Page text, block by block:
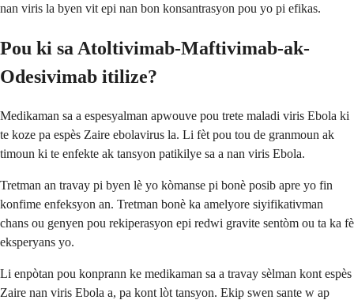
nan viris la byen vit epi nan bon konsantrasyon pou yo pi efikas.
Pou ki sa Atoltivimab-Maftivimab-ak-
Odesivimab itilize?
Medikaman sa a espesyalman apwouve pou trete maladi viris Ebola ki
te koze pa espès Zaire ebolavirus la. Li fèt pou tou de granmoun ak
timoun ki te enfekte ak tansyon patikilye sa a nan viris Ebola.
Tretman an travay pi byen lè yo kòmanse pi bonè posib apre yo fin
konfime enfeksyon an. Tretman bonè ka amelyore siyifikativman
chans ou genyen pou rekiperasyon epi redwi gravite sentòm ou ta ka fè
eksperyans yo.
Li enpòtan pou konprann ke medikaman sa a travay sèlman kont espès
Zaire nan viris Ebola a, pa kont lòt tansyon. Ekip swen sante w ap